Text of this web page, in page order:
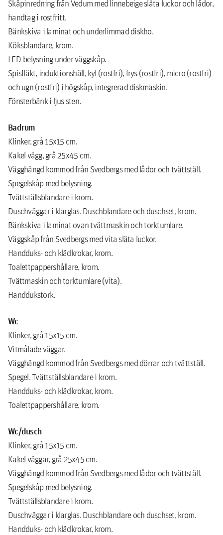
Skåpinredning från Vedum med linnebeige släta luckor och lådor,
handtag i rostfritt.
Bänkskiva i laminat och underlimmad diskho.
Köksblandare, krom.
LED-belysning under väggskåp.
Spisfläkt, induktionshäll, kyl (rostfri), frys (rostfri), micro (rostfri)
och ugn (rostfri) i högskåp, integrerad diskmaskin.
Fönsterbänk i ljus sten.
Badrum
Klinker, grå 15x15 cm.
Kakel vägg, grå 25x45 cm.
Vägghängd kommod från Svedbergs med lådor och tvättställ.
Spegelskåp med belysning.
Tvättställsblandare i krom.
Duschväggar i klarglas. Duschblandare och duschset, krom.
Bänkskiva i laminat ovan tvättmaskin och torktumlare.
Väggskåp från Svedbergs med vita släta luckor.
Handduks- och klädkrokar, krom.
Toalettpappershållare, krom.
Tvättmaskin och torktumlare (vita).
Handdukstork.
Wc
Klinker, grå 15x15 cm.
Vitmålade väggar.
Vägghängd kommod från Svedbergs med dörrar och tvättställ.
Spegel. Tvättställsblandare i krom.
Handduks- och klädkrokar, krom.
Toalettpappershållare, krom.
Wc/dusch
Klinker, grå 15x15 cm.
Kakel väggar, grå 25x45 cm.
Vägghängd kommod från Svedbergs med lådor och tvättställ.
Spegelskåp med belysning.
Tvättställsblandare i krom.
Duschväggar i klarglas. Duschblandare och duschset, krom.
Handduks- och klädkrokar, krom.